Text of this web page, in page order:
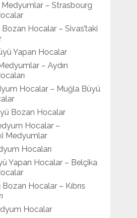
Medyumlar – Strasbourg
Hocalar – Sivas’taki
Yapan Hocalar
– Aydın
Hocalar – Muğla Büyü
Bozan Hocalar
Hocalar –
Medyumlar
Hocaları
Yapan Hocalar – Belçika
Bozan Hocalar – Kıbrıs
Hocalar